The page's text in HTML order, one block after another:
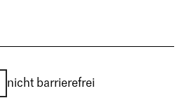
nicht barrierefrei